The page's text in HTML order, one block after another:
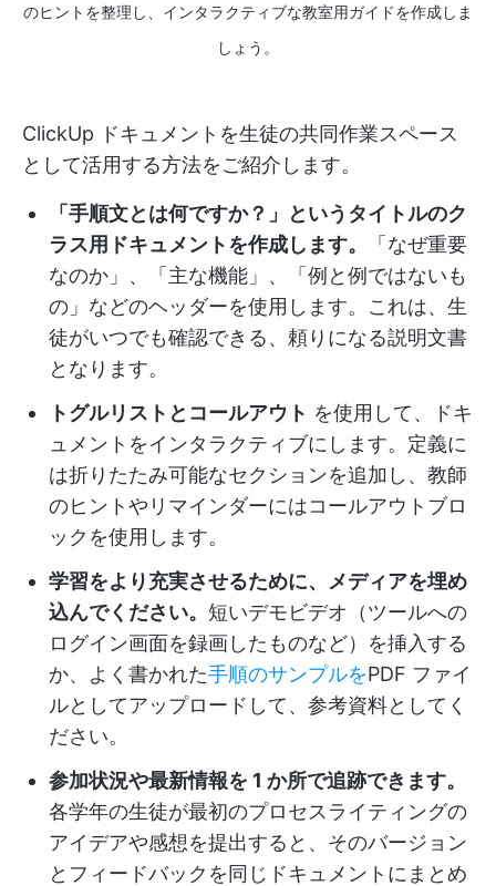
のヒントを整理し、インタラクティブな教室用ガイドを作成しま
しょう。
ClickUp ドキュメントを生徒の共同作業スペース
として活用する方法をご紹介します。
「手順文とは何ですか？」というタイトルのク
ラス用ドキュメントを作成します。
「なぜ重要
なのか」、「主な機能」、「例と例ではないも
の」などのヘッダーを使用します。これは、生
徒がいつでも確認できる、頼りになる説明文書
となります。
トグルリストとコールアウト を使用して、ドキ
ュメントをインタラクティブにします。定義に
は折りたたみ可能なセクションを追加し、教師
のヒントやリマインダーにはコールアウトブロ
ックを使用します。
学習をより充実させるために、メディアを埋め
込んでください。 短いデモビデオ（ツールへの
ログイン画面を録画したものなど）を挿入する
か、よく書かれた手順のサンプルをPDF ファイ
ルとしてアップロードして、参考資料としてく
ださい。
参加状況や最新情報を 1 か所で追跡できます。
各学年の生徒が最初のプロセスライティングの
アイデアや感想を提出すると、そのバージョン
とフィードバックを同じドキュメントにまとめ